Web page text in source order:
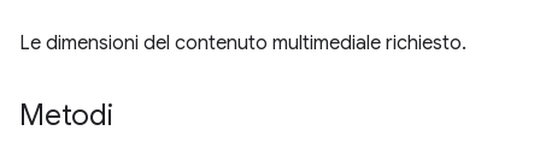
Le dimensioni del contenuto multimediale richiesto.
Metodi